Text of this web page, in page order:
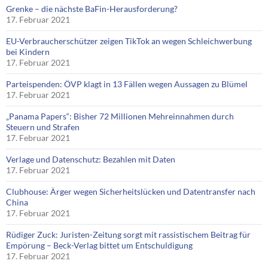
Grenke – die nächste BaFin-Herausforderung?
17. Februar 2021
EU-Verbraucherschützer zeigen TikTok an wegen Schleichwerbung
bei Kindern
17. Februar 2021
Parteispenden: ÖVP klagt in 13 Fällen wegen Aussagen zu Blümel
17. Februar 2021
„Panama Papers“: Bisher 72 Millionen Mehreinnahmen durch
Steuern und Strafen
17. Februar 2021
Verlage und Datenschutz: Bezahlen mit Daten
17. Februar 2021
Clubhouse: Ärger wegen Sicherheitslücken und Datentransfer nach
China
17. Februar 2021
Rüdiger Zuck: Juristen-Zeitung sorgt mit rassistischem Beitrag für
Empörung – Beck-Verlag bittet um Entschuldigung
17. Februar 2021